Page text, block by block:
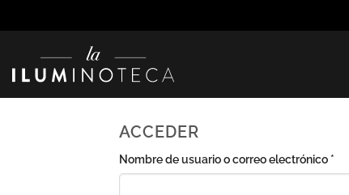
al
ACCEDER
Nombre de usuario o correo electrónico *